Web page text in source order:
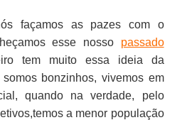
façamos as pazes com o
esse nosso passado
tem muito essa ideia da
bonzinhos, vivemos em
quando na verdade, pelo
a menor população